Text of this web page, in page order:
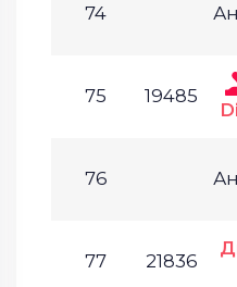
74
75 19485
76
77 21836